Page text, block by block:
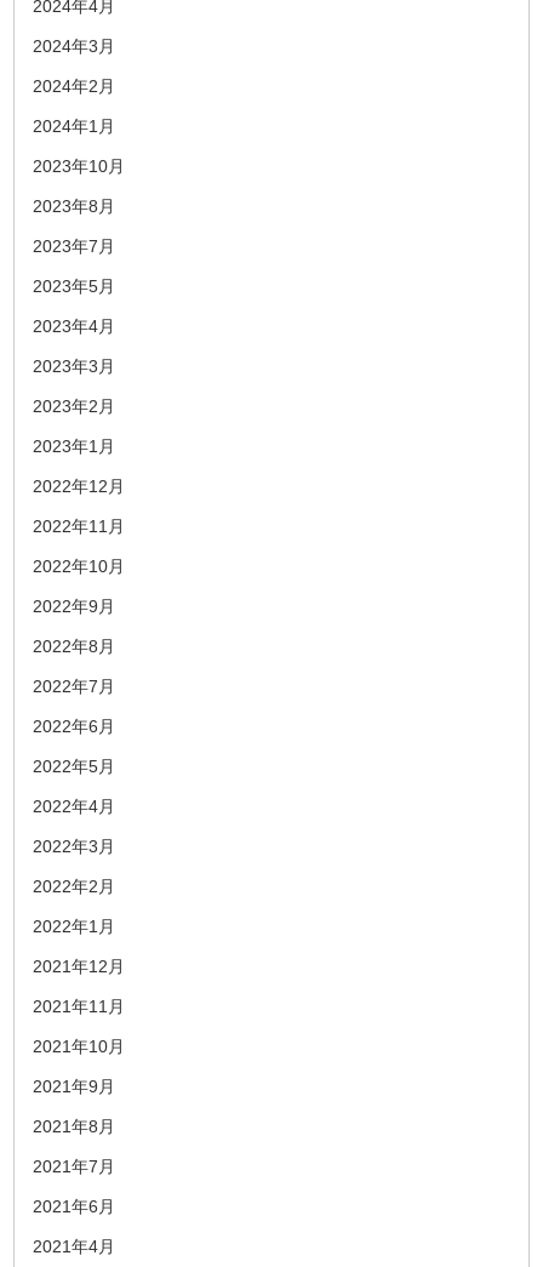
2024年4月
2024年3月
2024年2月
2024年1月
2023年10月
2023年8月
2023年7月
2023年5月
2023年4月
2023年3月
2023年2月
2023年1月
2022年12月
2022年11月
2022年10月
2022年9月
2022年8月
2022年7月
2022年6月
2022年5月
2022年4月
2022年3月
2022年2月
2022年1月
2021年12月
2021年11月
2021年10月
2021年9月
2021年8月
2021年7月
2021年6月
2021年4月